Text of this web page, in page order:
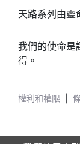
天路系列由靈
我們的使命是
得。
權利和權限